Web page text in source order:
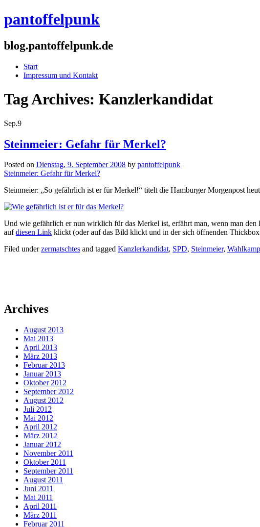
pantoffelpunk
blog.pantoffelpunk.de
Start
Impressum und Kontakt
Tag Archives: Kanzlerkandidat
Sep.9
Steinmeier: Gefahr für Merkel?
Posted on Dienstag, 9. September 2008 by pantoffelpunk
Steinmeier: Gefahr für Merkel?
Steinmeier: „So gefährlich ist er für Merkel!“ titelt die Hamburger Morgenpost
Und wie gefährlich er nun wirklich für das Merkel ist, erfährt man, wenn man
aufdiesen Link klickt(oder auf das Bild klickt und in der sich öffnenden
Filed underzermatschtes and tagged Kanzlerkandidat, SPD, Steinmeier,
Archives
August 2013
Mai 2013
April 2013
März 2013
Februar 2013
Januar 2013
Oktober 2012
September 2012
August 2012
Juli 2012
Mai 2012
April 2012
März 2012
Januar 2012
November 2011
Oktober 2011
September 2011
August 2011
Juni 2011
Mai 2011
April 2011
März 2011
Februar 2011